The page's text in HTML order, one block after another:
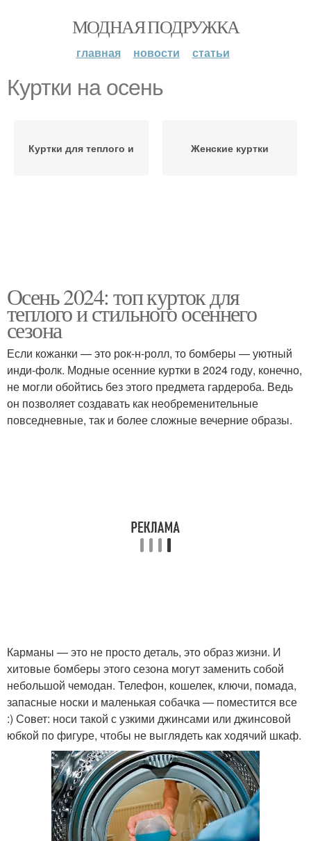
МОДНАЯ ПОДРУЖКА
главная новости статьи
Куртки на осень
Куртки для теплого и Женские куртки
Осень 2024: топ курток для
теплого и стильного осеннего
сезона
Если кожанки — это рок-н-ролл, то бомберы — уютный
инди-фолк. Модные осенние куртки в 2024 году, конечно,
не могли обойтись без этого предмета гардероба. Ведь
он позволяет создавать как необременительные
повседневные, так и более сложные вечерние образы.
Карманы — это не просто деталь, это образ жизни. И
хитовые бомберы этого сезона могут заменить собой
небольшой чемодан. Телефон, кошелек, ключи, помада,
запасные носки и маленькая собачка — поместится все
:) Совет: носи такой с узкими джинсами или джинсовой
юбкой по фигуре, чтобы не выглядеть как ходячий шкаф.